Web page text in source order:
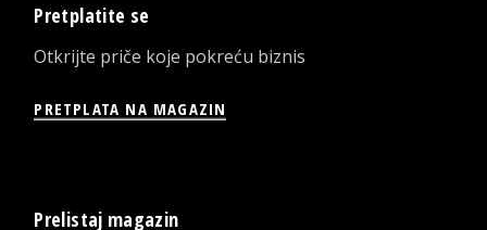
Pretplatite se
Otkrijte priče koje pokreću biznis
PRETPLATA NA MAGAZIN
Prelistaj magazin